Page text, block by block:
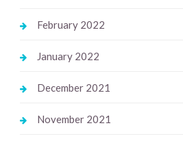
February 2022
January 2022
December 2021
November 2021